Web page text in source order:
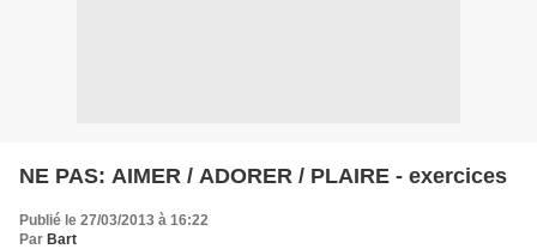
NE PAS: AIMER / ADORER / PLAIRE - exercices
Publié le 27/03/2013 à 16:22
Par Bart